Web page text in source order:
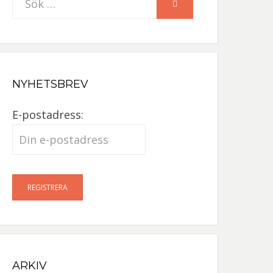
NYHETSBREV
E-postadress:
ARKIV